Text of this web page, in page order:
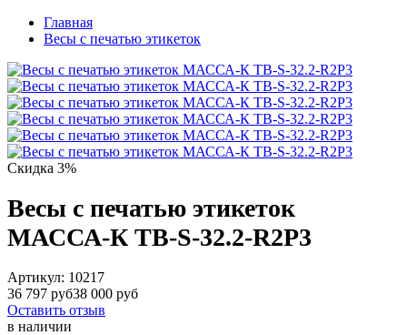
Главная
Весы с печатью этикеток
Скидка 3%
Весы с печатью этикеток
МАССА-К ТВ-S-32.2-R2P3
Артикул: 10217
36 797 руб38 000 руб
Оставить отзыв
в наличии